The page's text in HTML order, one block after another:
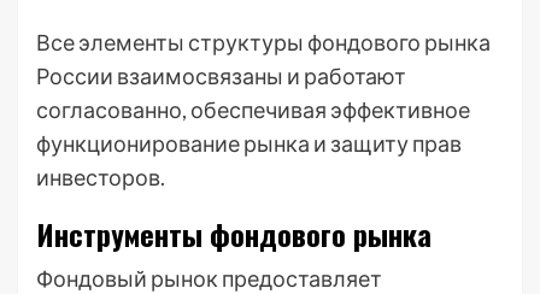
Все элементы структуры фондового рынка
России взаимосвязаны и работают
согласованно, обеспечивая эффективное
функционирование рынка и защиту прав
инвесторов.
Инструменты фондового рынка
Фондовый рынок предоставляет